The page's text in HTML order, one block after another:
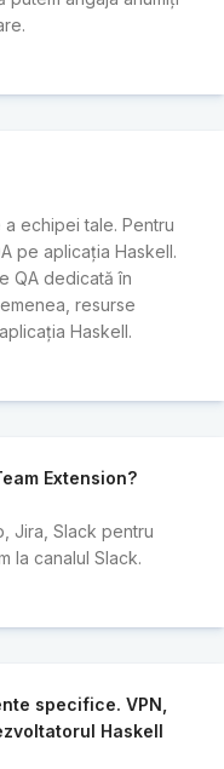
echipei tale. Pentru
pe aplicația Haskell.
QA dedicată în
resurse
Haskell.
Extension?
Jira, Slack pentru
la canalul Slack.
specifice. VPN,
Haskell